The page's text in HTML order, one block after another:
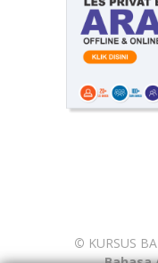
© KURSUS